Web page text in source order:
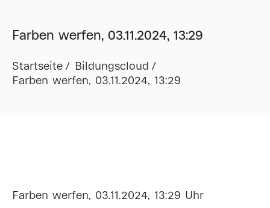
Farben werfen, 03.11.2024, 13:29
Startseite
Bildungscloud
Farben werfen, 03.11.2024, 13:29
Farben werfen, 03.11.2024, 13:29 Uhr